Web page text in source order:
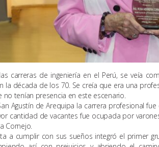
carreras de ingeniería en el Perú, se veía
la década de los 70. Se creía que era una
tenían presencia en este escenario.
Agustín de Arequipa la carrera profesional fue
cantidad de vacantes fue ocupada por
Cornejo.
a cumplir con sus sueños integró el primer